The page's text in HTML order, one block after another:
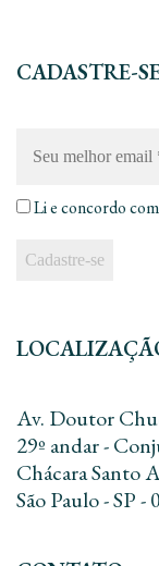
CADASTRE-
melhor
Li e concordo
Av. Doutor
29º andar -
Chácara Santo
São Paulo - SP -